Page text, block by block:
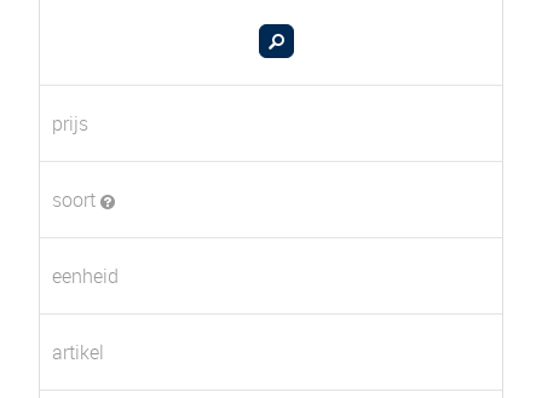
prijs
soort
eenheid
artikel